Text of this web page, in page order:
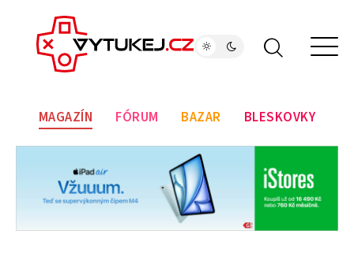
MAGAZÍN FÓRUM BAZAR BLESKOVKY